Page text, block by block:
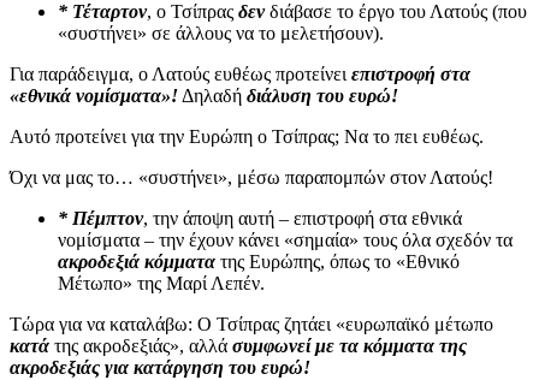
* Τέταρτον, ο Τσίπρας δενδιάβασε το έργο του Λατούς (που
«συστήνει» σε άλλους να το μελετήσουν).
Για παράδειγμα, ο Λατούς ευθέως προτείνει επιστροφή στα
«εθνικά νομίσματα»! Δηλαδή διάλυση του ευρώ!
Αυτό προτείνει για την Ευρώπη ο Τσίπρας; Να το πει ευθέως.
Όχι να μας το… «συστήνει», μέσω παραπομπών στον Λατούς!
* Πέμπτον, την άποψη αυτή – επιστροφή στα εθνικά
νομίσματα – την έχουν κάνει «σημαία» τους όλα σχεδόν τα
ακροδεξιά κόμματα της Ευρώπης, όπως το «Εθνικό
Μέτωπο» της Μαρί Λεπέν.
Τώρα για να καταλάβω: Ο Τσίπρας ζητάει «ευρωπαϊκό μέτωπο
κατά της ακροδεξιάς», αλλά συμφωνεί με τα κόμματα της
ακροδεξιάς για κατάργηση του ευρώ!